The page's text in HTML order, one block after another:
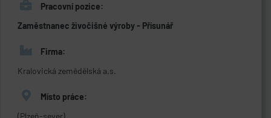
Pracovní pozice:
Zaměstnanec živočišné výroby - Přísunář
Firma:
Kralovická zemědělská a.s.
Místo práce:
(Plzeň-sever)